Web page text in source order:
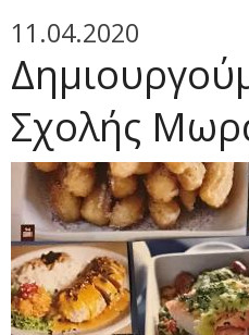
11.04.2020
Σχολής